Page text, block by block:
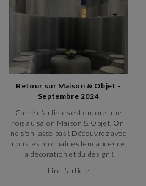
Retour sur Maison & Objet -
Septembre 2024
Carré d'artistes est encore une
fois au salon Maison & Objet. On
ne s'en lasse pas ! Découvrez avec
nous les prochaines tendances de
la décoration et du design !
Lire l'article